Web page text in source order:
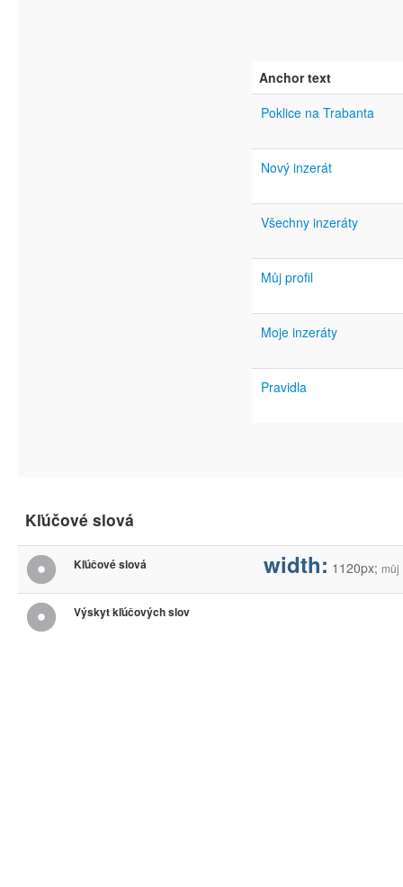
Anchor text
Poklice na Trabanta
Nový inzerát
Všechny inzeráty
Můj profil
Moje inzeráty
Pravidla
Kľúčové slová
Kľúčové slová width: 1120px; můj
Výskyt kľúčových slov